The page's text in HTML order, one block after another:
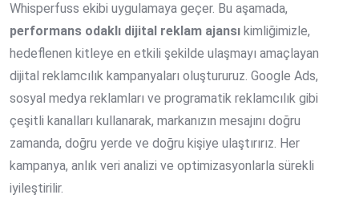
Whisperfuss ekibi uygulamaya geçer. Bu aşamada,
performans odaklı dijital reklam ajansı kimliğimizle,
hedeflenen kitleye en etkili şekilde ulaşmayı amaçlayan
dijital reklamcılık kampanyaları oluştururuz. Google Ads,
sosyal medya reklamları ve programatik reklamcılık gibi
çeşitli kanalları kullanarak, markanızın mesajını doğru
zamanda, doğru yerde ve doğru kişiye ulaştırırız. Her
kampanya, anlık veri analizi ve optimizasyonlarla sürekli
iyileştirilir.